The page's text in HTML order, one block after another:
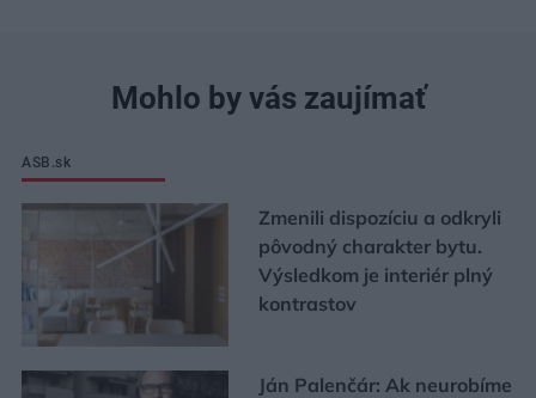
Mohlo by vás zaujímať
ASB.sk
Zmenili dispozíciu a odkryli
pôvodný charakter bytu.
Výsledkom je interiér plný
kontrastov
Ján Palenčár: Ak neurobíme